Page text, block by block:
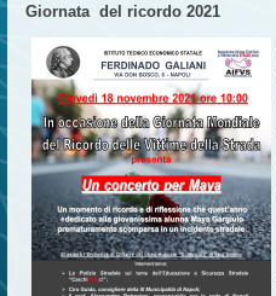
Giornata del ricordo 2021